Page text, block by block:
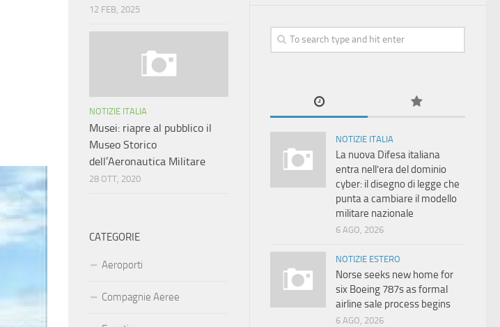
NOTIZIE ITALIA
La nuova Difesa italiana
entra nell’era del dominio
cyber: il disegno di legge che
punta a cambiare il modello
militare nazionale
6 AGO, 2026
NOTIZIE ESTERO
Norse seeks new home for
six Boeing 787s as formal
airline sale process begins
6 AGO, 2026
12 FEB, 2025
NOTIZIE ITALIA
Musei: riapre al pubblico il
Museo Storico
dell’Aeronautica Militare
28 OTT, 2020
CATEGORIE
Aeroporti
Compagnie Aeree